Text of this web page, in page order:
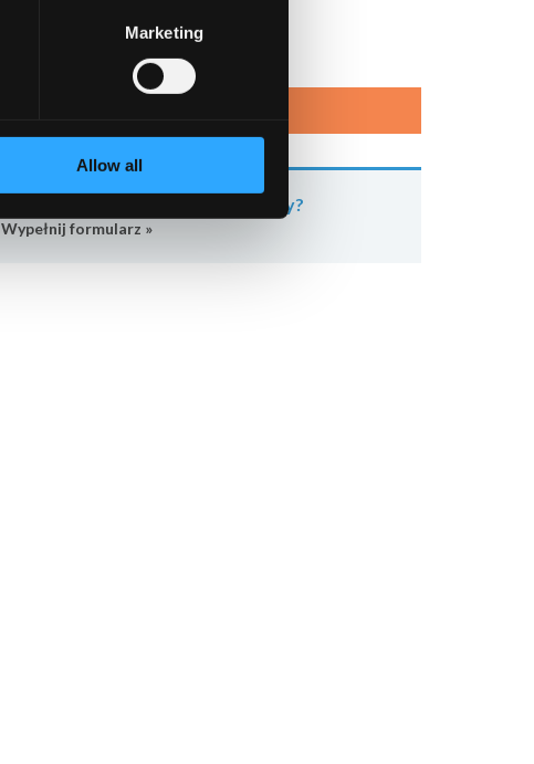
Marketing
Allow all
Zainteresowały Cię nasze produkty?
Wypełnij formularz »